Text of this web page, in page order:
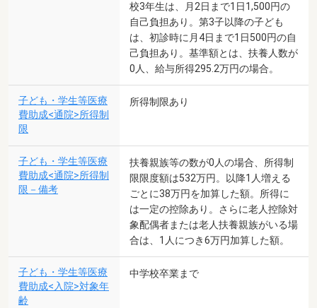
校3年生は、月2日まで1日1,500円の
自己負担あり。第3子以降の子ども
は、初診時に月4日まで1日500円の自
己負担あり。基準額とは、扶養人数が
0人、給与所得295.2万円の場合。
子ども・学生等医療
費助成<通院>所得制
限
所得制限あり
子ども・学生等医療
費助成<通院>所得制
限－備考
扶養親族等の数が0人の場合、所得制
限限度額は532万円。以降1人増える
ごとに38万円を加算した額。所得に
は一定の控除あり。さらに老人控除対
象配偶者または老人扶養親族がいる場
合は、1人につき6万円加算した額。
子ども・学生等医療
費助成<入院>対象年
齢
中学校卒業まで